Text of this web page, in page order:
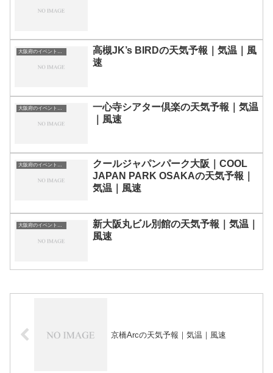
大阪府のイベント会場一覧
高槻JK’s BIRDの天気予報｜気温｜風
速
一心寺シアター倶楽の天気予報｜気温
｜風速
クールジャパンパーク大阪｜COOL
JAPAN PARK OSAKAの天気予報｜
気温｜風速
大阪府のイベント会場一覧
新大阪丸ビル別館の天気予報｜気温｜
風速
京橋Arcの天気予報｜気温｜風速